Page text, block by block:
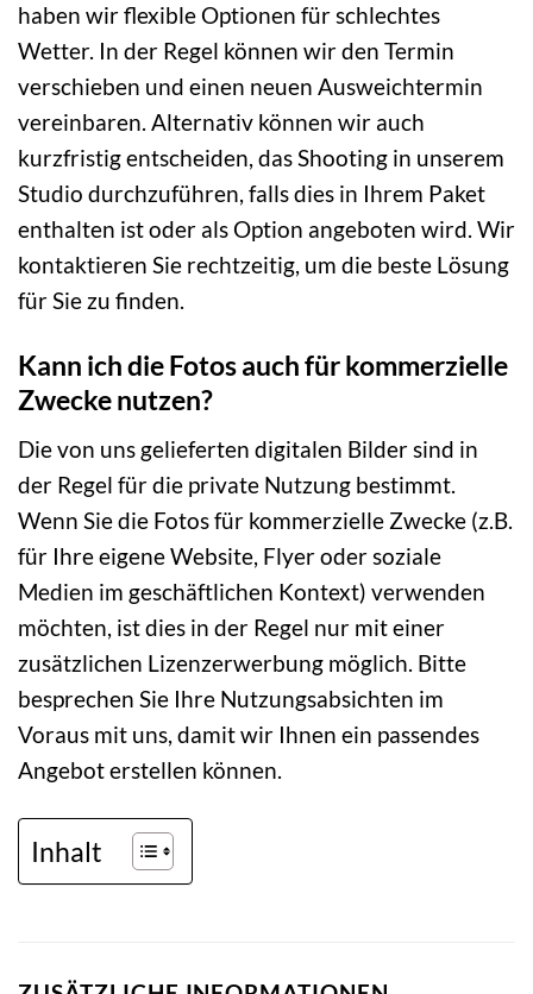
haben wir flexible Optionen für schlechtes
Wetter. In der Regel können wir den Termin
verschieben und einen neuen Ausweichtermin
vereinbaren. Alternativ können wir auch
kurzfristig entscheiden, das Shooting in unserem
Studio durchzuführen, falls dies in Ihrem Paket
enthalten ist oder als Option angeboten wird. Wir
kontaktieren Sie rechtzeitig, um die beste Lösung
für Sie zu finden.
Kann ich die Fotos auch für kommerzielle
Zwecke nutzen?
Die von uns gelieferten digitalen Bilder sind in
der Regel für die private Nutzung bestimmt.
Wenn Sie die Fotos für kommerzielle Zwecke (z.B.
für Ihre eigene Website, Flyer oder soziale
Medien im geschäftlichen Kontext) verwenden
möchten, ist dies in der Regel nur mit einer
zusätzlichen Lizenzerwerbung möglich. Bitte
besprechen Sie Ihre Nutzungsabsichten im
Voraus mit uns, damit wir Ihnen ein passendes
Angebot erstellen können.
Inhalt